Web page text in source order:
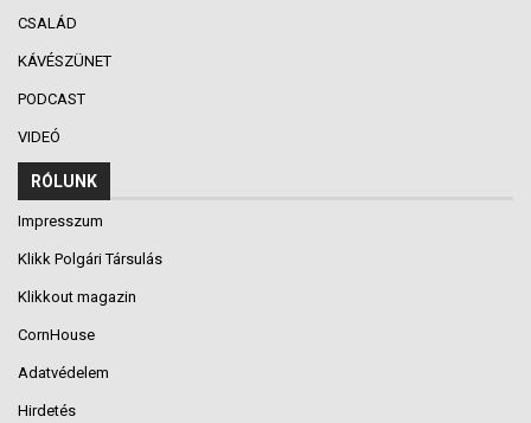
CSALÁD
KÁVÉSZÜNET
PODCAST
VIDEÓ
RÓLUNK
Impresszum
Klikk Polgári Társulás
Klikkout magazin
CornHouse
Adatvédelem
Hirdetés